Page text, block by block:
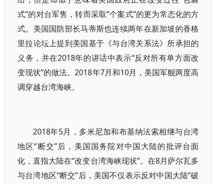
式”的对台军售，转而采取“个案式”的更为常态化的方
式。美国国防部长马蒂斯也连续两年在新加坡的香格
里拉论坛上提到美国基于《与台湾关系法》所承担的
义务，并在2018年的讲话中表示“反对所有单方面改
变现状”的做法。2018年7月和10月，美国军舰两度高
调穿越台湾海峡。
2018年5月，多米尼加和布基纳法索相继与台湾
地区“断交”后，美国国务院对中国大陆的批评台面
化，直指大陆在“改变台湾海峡现状”。在8月萨尔瓦多
与台湾地区“断交”后，美国不仅表示反对中国大陆“破